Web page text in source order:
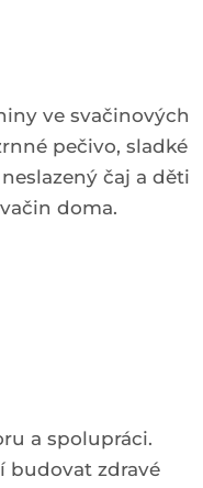
ve svačinových
pečivo, sladké
čaj a děti
doma.
a spolupráci.
budovat zdravé